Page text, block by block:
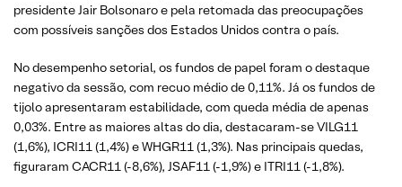
presidente Jair Bolsonaro e pela retomada das preocupações
com possíveis sanções dos Estados Unidos contra o país.
No desempenho setorial, os fundos de papel foram o destaque
negativo da sessão, com recuo médio de 0,11%. Já os fundos de
tijolo apresentaram estabilidade, com queda média de apenas
0,03%. Entre as maiores altas do dia, destacaram-se VILG11
(1,6%), ICRI11 (1,4%) e WHGR11 (1,3%). Nas principais quedas,
figuraram CACR11 (-8,6%), JSAF11 (-1,9%) e ITRI11 (-1,8%).